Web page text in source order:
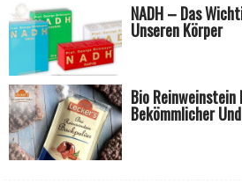
NADH – Das
Unseren Körper
Bio
Bekömmlicher